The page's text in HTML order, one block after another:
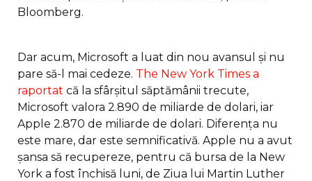
Bloomberg.
Dar acum, Microsoft a luat din nou avansul și nu
pare să-l mai cedeze. The New York Times a
raportat că la sfârșitul săptămânii trecute,
Microsoft valora 2.890 de miliarde de dolari, iar
Apple 2.870 de miliarde de dolari. Diferența nu
este mare, dar este semnificativă. Apple nu a avut
șansa să recupereze, pentru că bursa de la New
York a fost închisă luni, de Ziua lui Martin Luther